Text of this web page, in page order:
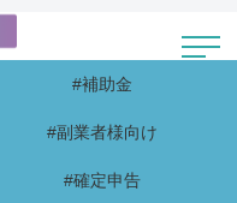
#補助金
#副業者様向け
#確定申告